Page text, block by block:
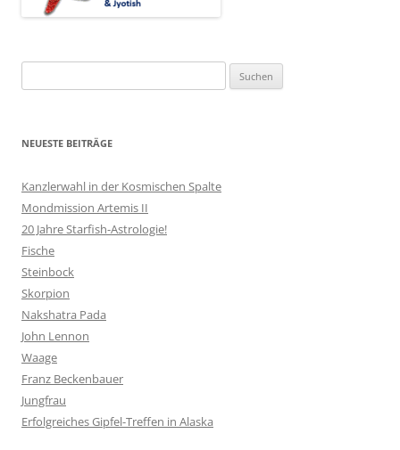
nach:
NEUESTE BEITRÄGE
Kanzlerwahl in der Kosmischen Spalte
Mondmission Artemis II
20 Jahre Starfish-Astrologie!
Fische
Steinbock
Skorpion
Nakshatra Pada
John Lennon
Waage
Franz Beckenbauer
Jungfrau
Erfolgreiches Gipfel-Treffen in Alaska